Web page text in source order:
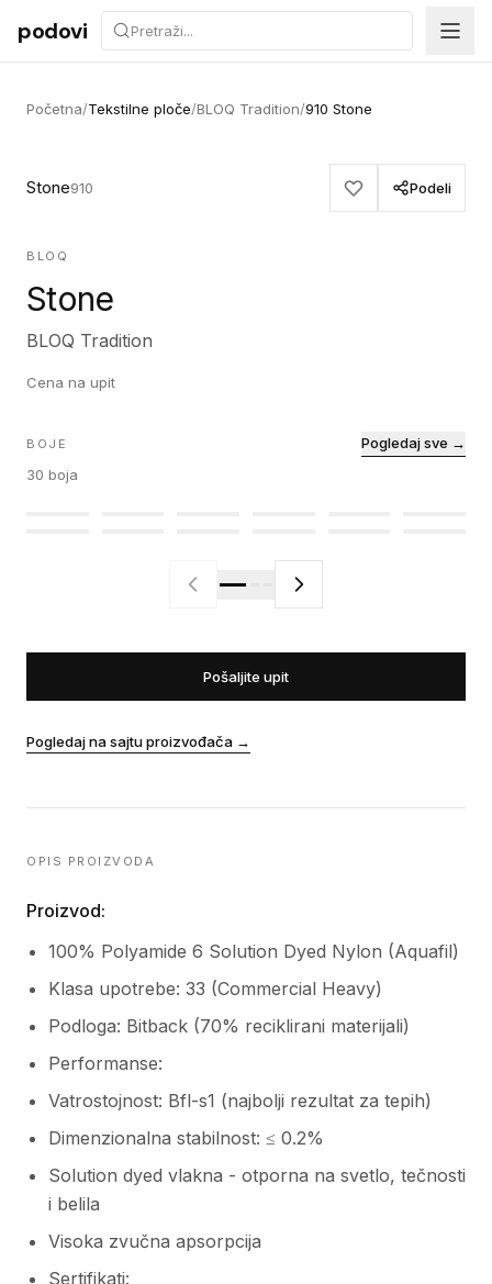
Preskoči na sadržaj
podovi
Početna/Tekstilne ploče/BLOQ Tradition/910 Stone
Stone910 Podeli
BLOQ
Stone
BLOQ Tradition
Cena na upit
BOJE
30 boja
Pogledaj sve →
Pošaljite upit
Pogledaj na sajtu proizvođača →
OPIS PROIZVODA
Proizvod:
100% Polyamide 6 Solution Dyed Nylon (Aquafil)
Klasa upotrebe: 33 (Commercial Heavy)
Podloga: Bitback (70% reciklirani materijali)
Performanse:
Vatrostojnost: Bfl-s1 (najbolji rezultat za tepih)
Dimenzionalna stabilnost: ≤ 0.2%
Solution dyed vlakna - otporna na svetlo, tečnosti
i belila
Visoka zvučna apsorpcija
Sertifikati: